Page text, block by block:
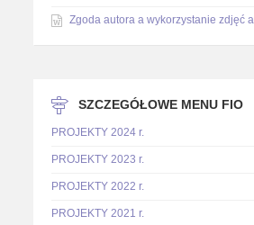
Zgoda autora a wykorzystanie zdjęć
SZCZEGÓŁOWE MENU FIO
PROJEKTY 2024 r.
PROJEKTY 2023 r.
PROJEKTY 2022 r.
PROJEKTY 2021 r.